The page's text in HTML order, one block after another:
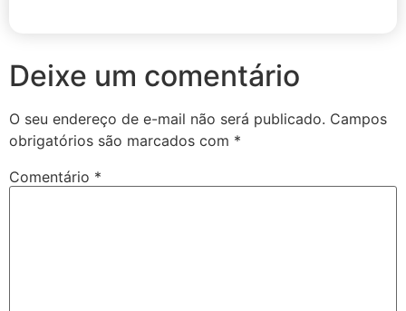
Deixe um comentário
O seu endereço de e-mail não será publicado. Campos
obrigatórios são marcados com *
Comentário *